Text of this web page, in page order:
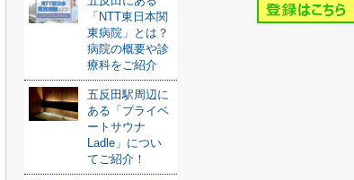
「NTT東日本関
東病院」とは？
病院の概要や診
療科をご紹介
五反田駅周辺に
ある「プライベ
ートサウナ
Ladle」につい
てご紹介！